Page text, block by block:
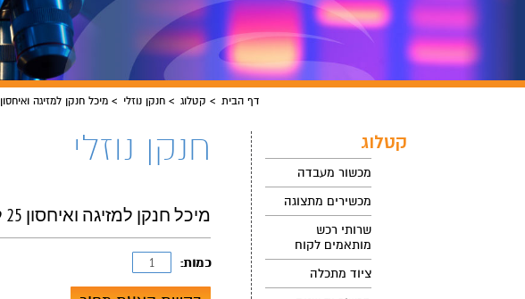
דף הבית קטלוג חנקן נוזלי מיכל חנקן למזיגה ואיחסון 25 ליטר
קטלוג
מכשור מעבדה
מכשירים מתצוגה
שרותי רכש
מותאמים לקוח
ציוד מתכלה
חנקן נוזלי
מיכל חנקן למזיגה ואיחסון 25 ליטר
כמות: